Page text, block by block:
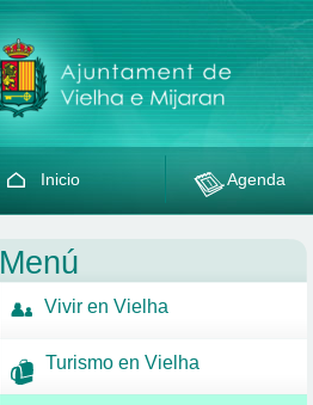
Inicio Agenda
Menú
Vivir en Vielha
Turismo en Vielha